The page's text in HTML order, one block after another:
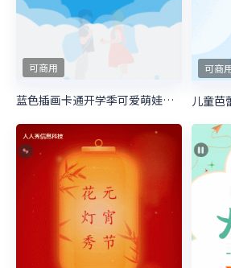
可商用
蓝色插画卡通开学季可爱萌娃照片投票
可商
儿童芭